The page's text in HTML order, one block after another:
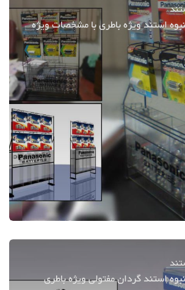
استند ویژه باطری با مشخصات ویژه
استند گردان مفتولی ویژه باطری